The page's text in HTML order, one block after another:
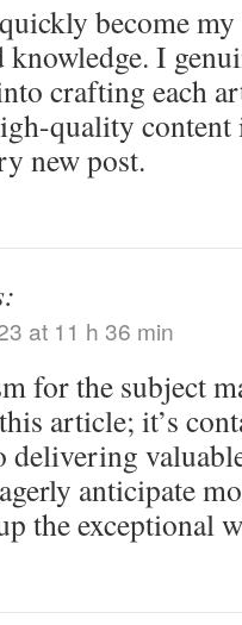
become
I
crafting each
quality content
new post.
at 11 h 36 min
for the subject
article; it’s
delivering
anticipate
the exceptional